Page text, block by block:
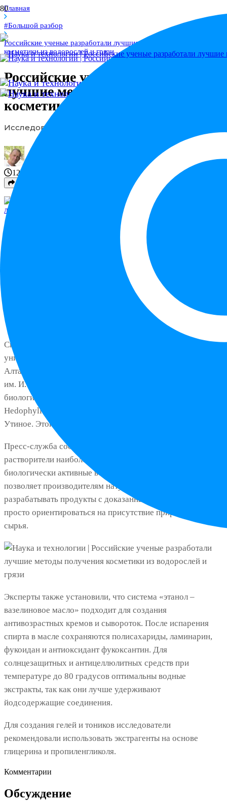
Главная
#Большой разбор
Российские ученые разработали лучшие методы получения
косметики из водорослей и грязи
Российские ученые разработали
лучшие методы получения
косметики из водорослей и грязи
Исследования были проведены в КамГУ и АлтГТУ.
Дмитрий
12:25
Специалисты Камчатского государственного
университета им. Витуса Беринга совместно с учеными
Алтайского государственного технического университета
им. И. И. Ползунова изучили способы извлечения
биологически активных веществ из бурой водоросли
Hedophyllum bongardianum и лечебных грязей озера
Утиное. Этой информацией делится ТАСС.
Пресс-служба сообщила, что ученые выяснили, какие
растворители наиболее эффективно извлекают
биологически активные вещества из бурой водоросли. Это
позволяет производителям натуральной косметики
разрабатывать продукты с доказанным составом, а не
просто ориентироваться на присутствие природного
сырья.
Эксперты также установили, что система «этанол –
вазелиновое масло» подходит для создания
антивозрастных кремов и сывороток. После испарения
спирта в масле сохраняются полисахариды, ламинарин,
фукоидан и антиоксидант фукоксантин. Для
солнцезащитных и антицеллюлитных средств при
температуре до 80 градусов оптимальны водные
экстракты, так как они лучше удерживают
йодсодержащие соединения.
Для создания гелей и тоников исследователи
рекомендовали использовать экстрагенты на основе
глицерина и пропиленгликоля.
Комментарии
Обсуждение